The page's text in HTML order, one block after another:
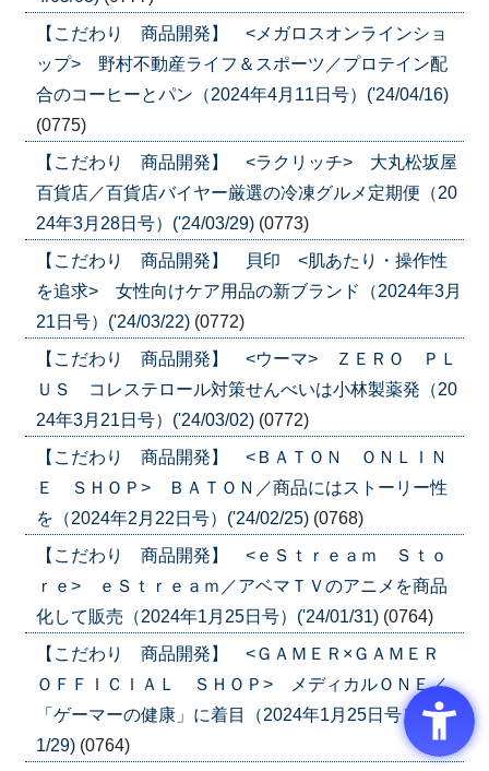
【こだわり 商品開発】 <メガロスオンラインショ
ップ> 野村不動産ライフ＆スポーツ／プロテイン配
合のコーヒーとパン（2024年4月11日号）('24/04/16)
(0775)
【こだわり 商品開発】 <ラクリッチ> 大丸松坂屋
百貨店／百貨店バイヤー厳選の冷凍グルメ定期便（20
24年3月28日号）('24/03/29) (0773)
【こだわり 商品開発】 貝印 <肌あたり・操作性
を追求> 女性向けケア用品の新ブランド（2024年3月
21日号）('24/03/22) (0772)
【こだわり 商品開発】 <ウーマ> ＺＥＲＯ ＰＬ
ＵＳ コレステロール対策せんべいは小林製薬発（20
24年3月21日号）('24/03/02) (0772)
【こだわり 商品開発】 <ＢＡＴＯＮ ＯＮＬＩＮ
Ｅ ＳＨＯＰ> ＢＡＴＯＮ／商品にはストーリー性
を（2024年2月22日号）('24/02/25) (0768)
【こだわり 商品開発】 <ｅＳｔｒｅａｍ Ｓｔｏ
ｒｅ> ｅＳｔｒｅａｍ／アベマＴＶのアニメを商品
化して販売（2024年1月25日号）('24/01/31) (0764)
【こだわり 商品開発】 <ＧＡＭＥＲ×ＧＡＭＥＲ
ＯＦＦＩＣＩＡＬ ＳＨＯＰ> メディカルＯＮＥ／
「ゲーマーの健康」に着目（2024年1月25日号）('24/0
1/29) (0764)